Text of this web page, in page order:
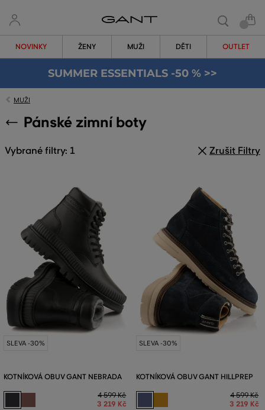
NOVINKY ŽENY MUŽI DĚTI OUTLET
SUMMER ESSENTIALS -50 % >>
MUŽI
Pánské zimní boty
Vybrané filtry: 1 Zrušit Filtry
SLEVA -30%
KOTNÍKOVÁ OBUV GANT NEBRADA
4 599 Kč
3 219 Kč
SLEVA -30%
KOTNÍKOVÁ OBUV GANT HILLPREP
4 599 Kč
3 219 Kč